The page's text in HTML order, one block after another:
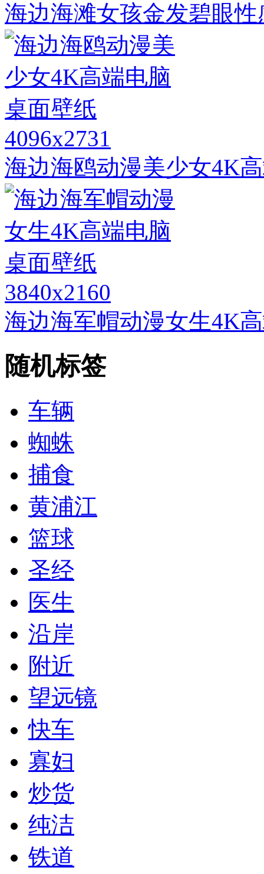
海边海滩女孩金发碧眼
4096x2731
海边海鸥动漫美少女4K
3840x2160
海边海军帽动漫女生4K
随机标签
车辆
蜘蛛
捕食
黄浦江
篮球
圣经
医生
沿岸
附近
望远镜
快车
寡妇
炒货
纯洁
铁道